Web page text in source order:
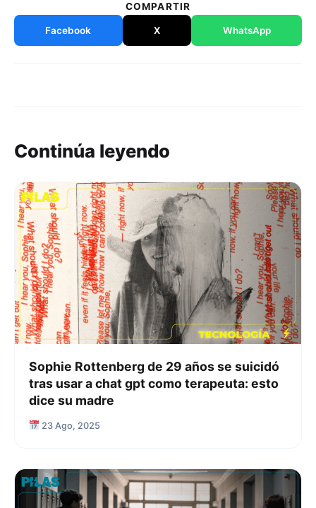
COMPARTIR
Facebook X WhatsApp
Continúa leyendo
Sophie Rottenberg de 29 años se suicidó
tras usar a chat gpt como terapeuta: esto
dice su madre
23 Ago, 2025